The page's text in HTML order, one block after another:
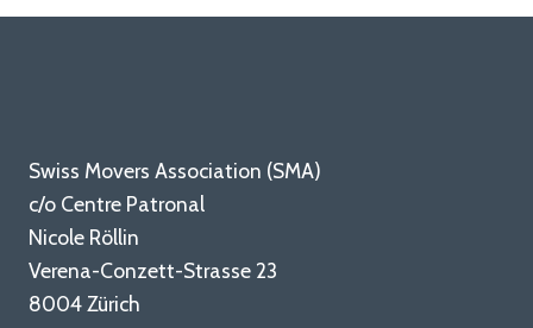
Swiss Movers Association (SMA)
c/o Centre Patronal
Nicole Röllin
Verena-Conzett-Strasse 23
8004 Zürich